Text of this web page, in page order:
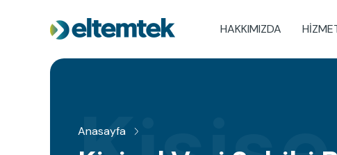
Main
navigation
HAKKIMIZDA
Anasayfa